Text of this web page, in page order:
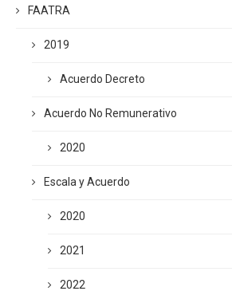
FAATRA
2019
Acuerdo Decreto
Acuerdo No Remunerativo
2020
Escala y Acuerdo
2020
2021
2022